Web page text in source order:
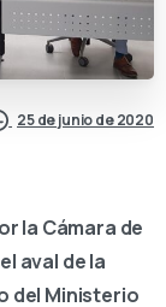
25 de junio de 2020
la Cámara de
aval de la
del Ministerio